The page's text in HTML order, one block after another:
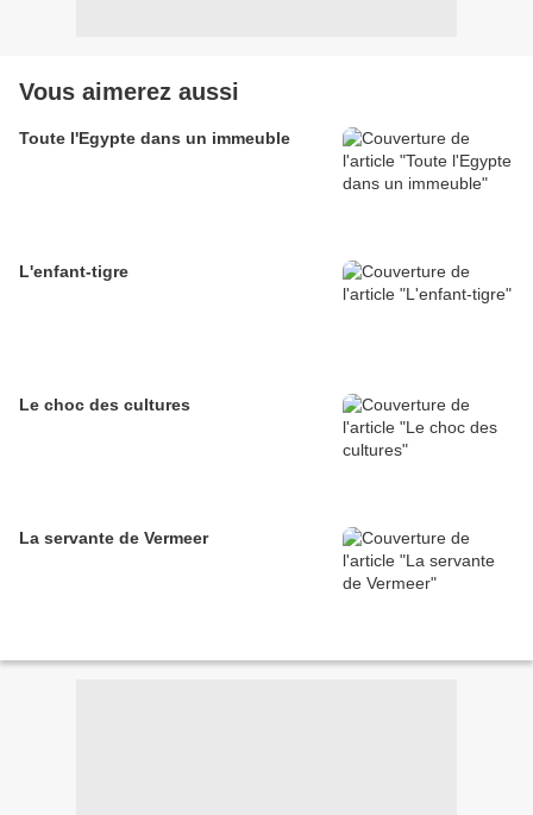
Vous aimerez aussi
Toute l'Egypte dans un immeuble
L'enfant-tigre
Le choc des cultures
La servante de Vermeer